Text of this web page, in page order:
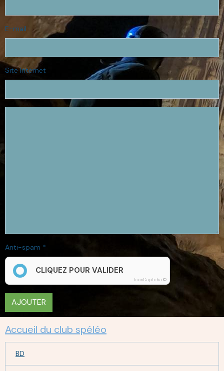
E-mail
Site Internet
Anti-spam
CLIQUEZ POUR VALIDER
IconCaptcha ©
AJOUTER
Accueil du club spéléo
BD